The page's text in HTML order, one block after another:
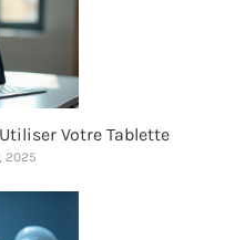
Votre Tablette
2025